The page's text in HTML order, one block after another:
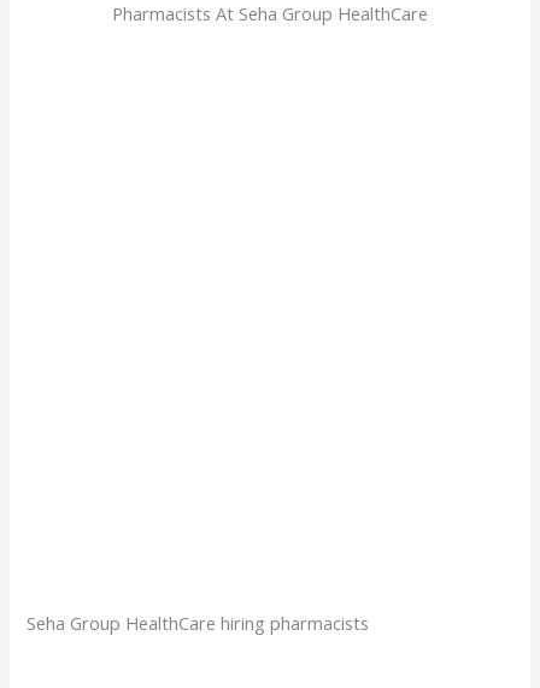
Pharmacists At Seha Group HealthCare
Seha Group HealthCare hiring pharmacists